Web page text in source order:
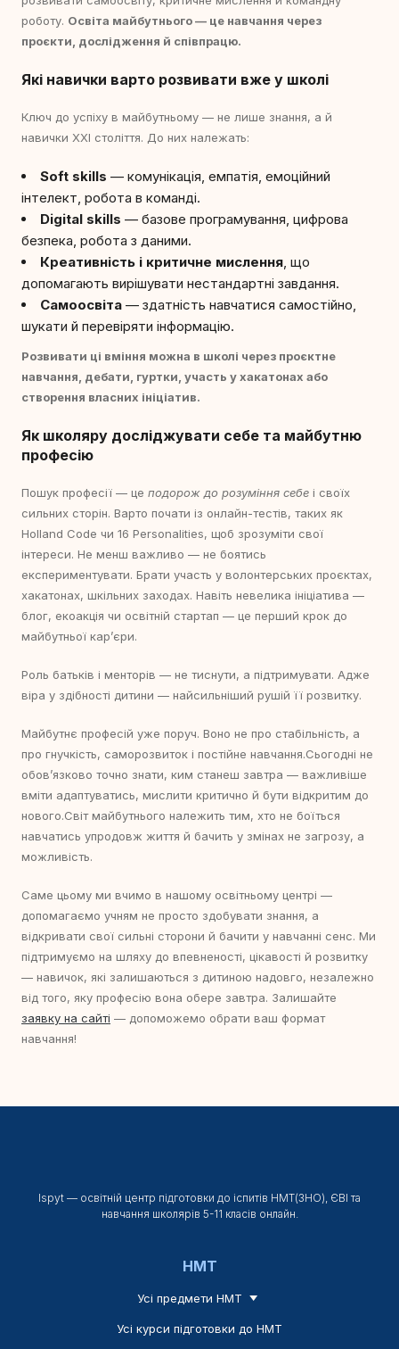
роботу. Освіта майбутнього — це навчання через
проєкти, дослідження й співпрацю.
Які навички варто розвивати вже у школі
Ключ до успіху в майбутньому — не лише знання, а й
навички ХХІ століття. До них належать:
Soft skills — комунікація, емпатія, емоційний
інтелект, робота в команді.
Digital skills — базове програмування, цифрова
безпека, робота з даними.
Креативність і критичне мислення, що
допомагають вирішувати нестандартні завдання.
Самоосвіта — здатність навчатися самостійно,
шукати й перевіряти інформацію.
Розвивати ці вміння можна в школі через проєктне
навчання, дебати, гуртки, участь у хакатонах або
створення власних ініціатив.
Як школяру досліджувати себе та майбутню
професію
Пошук професії — це подорож до розуміння себе і своїх
сильних сторін. Варто почати із онлайн-тестів, таких як
Holland Code чи 16 Personalities, щоб зрозуміти свої
інтереси. Не менш важливо — не боятись
експериментувати. Брати участь у волонтерських проєктах,
хакатонах, шкільних заходах. Навіть невелика ініціатива —
блог, екоакція чи освітній стартап — це перший крок до
майбутньої кар’єри.
Роль батьків і менторів — не тиснути, а підтримувати. Адже
віра у здібності дитини — найсильніший рушій її розвитку.
Майбутнє професій уже поруч. Воно не про стабільність, а
про гнучкість, саморозвиток і постійне навчання.Сьогодні не
обов’язково точно знати, ким станеш завтра — важливіше
вміти адаптуватись, мислити критично й бути відкритим до
нового.Світ майбутнього належить тим, хто не боїться
навчатись упродовж життя й бачить у змінах не загрозу, а
можливість.
Саме цьому ми вчимо в нашому освітньому центрі —
допомагаємо учням не просто здобувати знання, а
відкривати свої сильні сторони й бачити у навчанні сенс. Ми
підтримуємо на шляху до впевненості, цікавості й розвитку
— навичок, які залишаються з дитиною надовго, незалежно
від того, яку професію вона обере завтра. Залишайте
заявку на сайті — допоможемо обрати ваш формат
навчання!
Ispyt — освітній центр підготовки до іспитів НМТ(ЗНО), ЄВІ та
навчання школярів 5-11 класів онлайн.
НМТ
Усі предмети НМТ
Усі курси підготовки до НМТ